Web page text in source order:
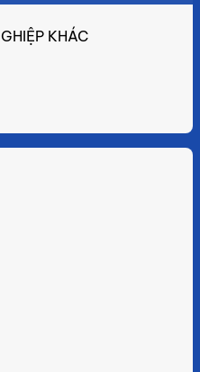
KHÁC